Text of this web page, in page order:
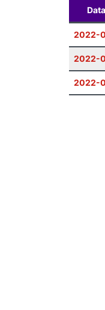
Data
2022-
2022-
2022-